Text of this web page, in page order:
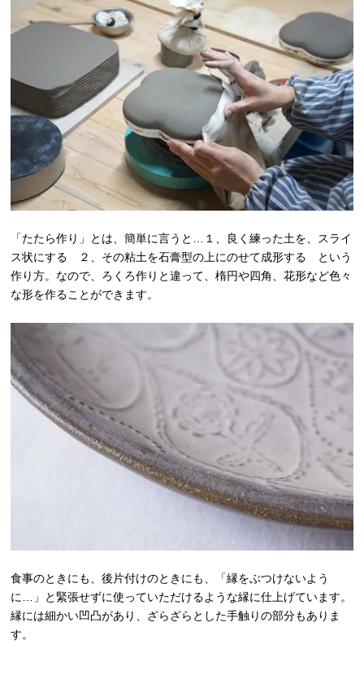
「たたら作り」とは、簡単に言うと…１、良く練った土を、スライ
ス状にする ２、その粘土を石膏型の上にのせて成形する という
作り方。なので、ろくろ作りと違って、楕円や四角、花形など色々
な形を作ることができます。
食事のときにも、後片付けのときにも、「縁をぶつけないよう
に…」と緊張せずに使っていただけるような縁に仕上げています。
縁には細かい凹凸があり、ざらざらとした手触りの部分もありま
す。